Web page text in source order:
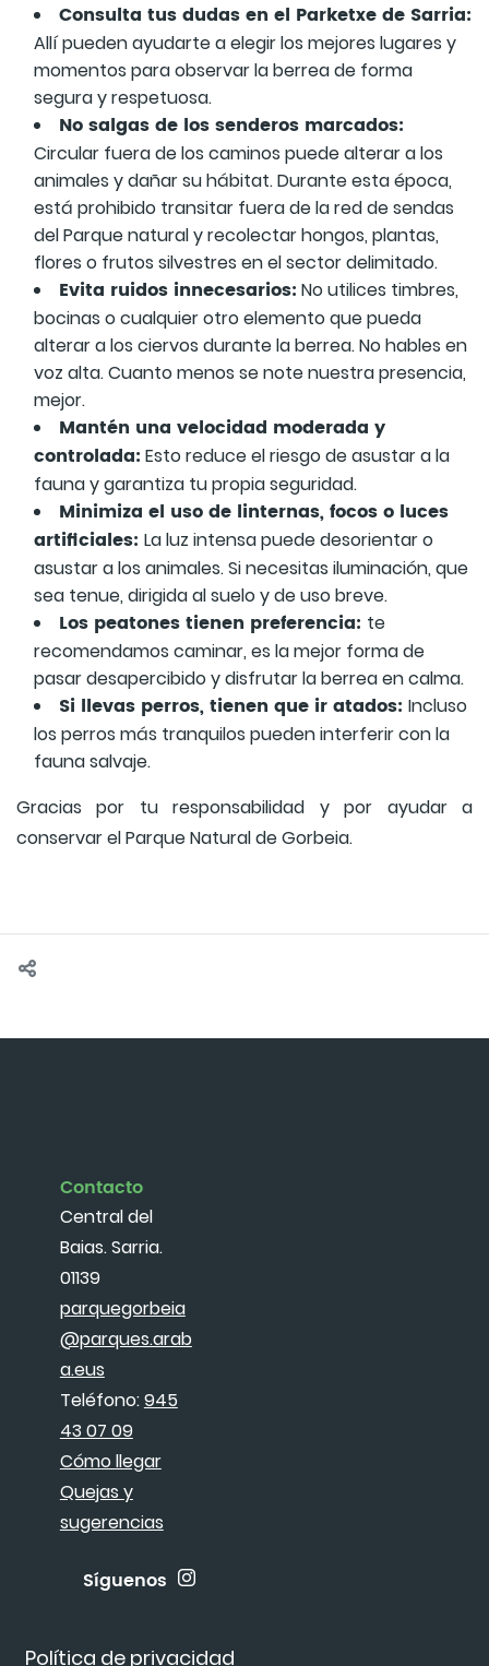
Consulta tus dudas en el Parketxe de Sarria:
Allí pueden ayudarte a elegir los mejores lugares y
momentos para observar la berrea de forma
segura y respetuosa.
No salgas de los senderos marcados:
Circular fuera de los caminos puede alterar a los
animales y dañar su hábitat. Durante esta época,
está prohibido transitar fuera de la red de sendas
del Parque natural y recolectar hongos, plantas,
flores o frutos silvestres en el sector delimitado.
Evita ruidos innecesarios: No utilices timbres,
bocinas o cualquier otro elemento que pueda
alterar a los ciervos durante la berrea. No hables en
voz alta. Cuanto menos se note nuestra presencia,
mejor.
Mantén una velocidad moderada y
controlada: Esto reduce el riesgo de asustar a la
fauna y garantiza tu propia seguridad.
Minimiza el uso de linternas, focos o luces
artificiales: La luz intensa puede desorientar o
asustar a los animales. Si necesitas iluminación, que
sea tenue, dirigida al suelo y de uso breve.
Los peatones tienen preferencia: te
recomendamos caminar, es la mejor forma de
pasar desapercibido y disfrutar la berrea en calma.
Si llevas perros, tienen que ir atados: Incluso
los perros más tranquilos pueden interferir con la
fauna salvaje.
Gracias por tu responsabilidad y por ayudar a
conservar el Parque Natural de Gorbeia.
Política de privacidad
Contacto
Central del
Baias. Sarria.
01139
parquegorbeia
@parques.arab
a.eus
Teléfono:945
43 07 09
Cómo llegar
Quejas y
sugerencias
Síguenos